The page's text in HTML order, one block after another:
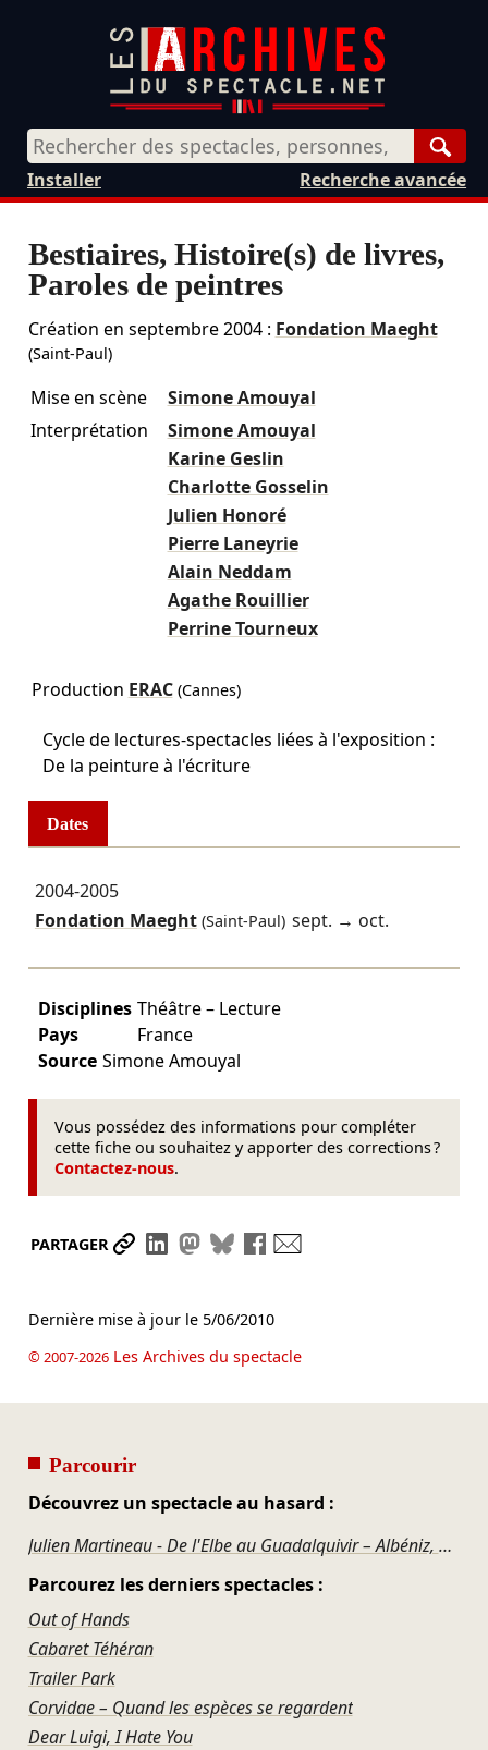
Recherche avancée
Installer
Bestiaires, Histoire(s) de livres,
Paroles de peintres
Création en septembre 2004: Fondation Maeght
(Saint-Paul)
Mise en scène
Simone Amouyal
Interprétation
Simone Amouyal
Karine Geslin
Charlotte Gosselin
Julien Honoré
Pierre Laneyrie
Alain Neddam
Agathe Rouillier
Perrine Tourneux
Production ERAC(Cannes)
Cycle de lectures-spectacles liées à l'exposition :
De la peinture à l'écriture
Dates
2004-2005
Fondation Maeght(Saint-Paul) sept. → oct.
Disciplines Théâtre – Lecture
Pays
France
Source Simone Amouyal
Vous possédez des informations pour compléter
cette fiche ou souhaitez y apporter des corrections ?
Contactez-nous.
PARTAGER Partager le lien
Partager sur LinkedIn
Partager sur Mastodon
Partager sur Bluesky
Partager sur Facebook
Dernière mise à jour le 5/06/2010
© 2007-2026Les Archives du spectacle
Parcourir
Découvrez un spectacle au hasard :
Julien Martineau - De l'Elbe au Guadalquivir – Albéniz, Calace, Brahms, Tiersen, Bach, Piaf
Parcourez les derniers spectacles :
Out of Hands
Cabaret Téhéran
Trailer Park
Corvidae – Quand les espèces se regardent
Dear Luigi, I Hate You